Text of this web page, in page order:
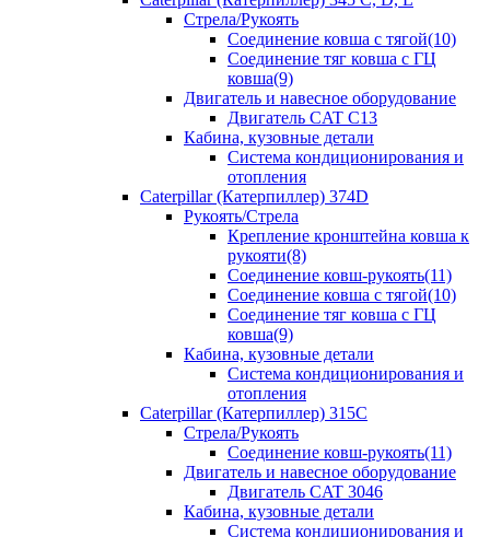
Стрела/Рукоять
Соединение ковша с тягой(10)
Соединение тяг ковша с ГЦ
ковша(9)
Двигатель и навесное оборудование
Двигатель CAT C13
Кабина, кузовные детали
Система кондиционирования и
отопления
Caterpillar (Катерпиллер) 374D
Рукоять/Стрела
Крепление кронштейна ковша к
рукояти(8)
Соединение ковш-рукоять(11)
Соединение ковша с тягой(10)
Соединение тяг ковша с ГЦ
ковша(9)
Кабина, кузовные детали
Система кондиционирования и
отопления
Caterpillar (Катерпиллер) 315C
Стрела/Рукоять
Соединение ковш-рукоять(11)
Двигатель и навесное оборудование
Двигатель CAT 3046
Кабина, кузовные детали
Система кондиционирования и